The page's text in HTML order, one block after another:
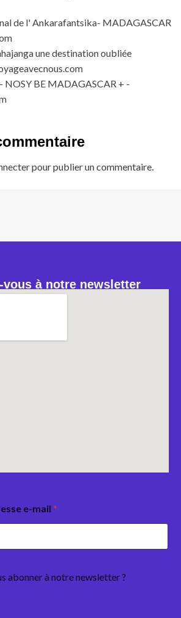
de l' Ankarafantsika- MADAGASCAR
une destination oubliée
NOSY BE MADAGASCAR + -
pour publier un commentaire.
vous à notre newsletter
e-mail *
abonner à notre newsletter ?